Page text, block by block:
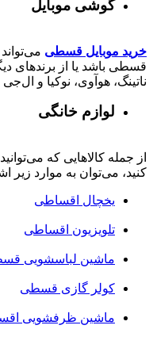
گوشی موبایل
خرید موبایل قسطی
قسطی باشد یا از برندهای
ناتینگ، هوآوی، نوکیا و
لوازم خانگی
از جمله کالاهایی که
کنید، می‌توان به موارد زیر
یخچال اقساطی
تلویزیون اقساطی
ماشین لباسشویی
کولر گازی قسطی
ماشین ظرفشویی